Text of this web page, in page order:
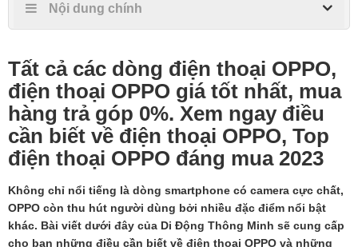
Nội dung chính
Tất cả các dòng điện thoại OPPO,
điện thoại OPPO giá tốt nhất, mua
hàng trả góp 0%. Xem ngay điều
cần biết về điện thoại OPPO, Top
điện thoại OPPO đáng mua 2023
Không chỉ nổi tiếng là dòng smartphone có camera cực chất,
OPPO còn thu hút người dùng bởi nhiều đặc điểm nổi bật
khác. Bài viết dưới đây của Di Động Thông Minh sẽ cung cấp
cho bạn những điều cần biết về điện thoại OPPO và những